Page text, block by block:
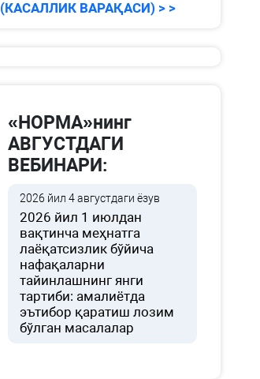
(КАСАЛЛИК ВАРАҚАСИ) > >
«НОРМА»нинг
АВГУСТДАГИ
ВЕБИНАРИ:
2026 йил 4 августдаги ёзув
2026 йил 1 июлдан
вақтинча меҳнатга
лаёқатсизлик бўйича
нафақаларни
тайинлашнинг янги
тартиби: амалиётда
эътибор қаратиш лозим
бўлган масалалар